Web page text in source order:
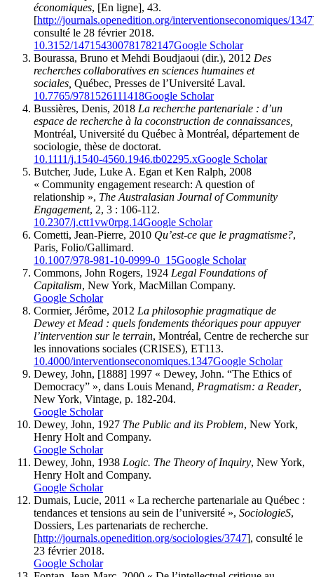
économiques, [En ligne], 43.
[http://journals.openedition.org/interventionseconomiques/1347
consulté le 28 février 2018.
10.3152/147154300781782147Google Scholar
Bourassa, Bruno et Mehdi Boudjaoui (dir.), 2012 Des
recherches collaboratives en sciences humaines et
sociales, Québec, Presses de l’Université Laval.
10.7765/9781526111418Google Scholar
Bussières, Denis, 2018 La recherche partenariale : d’un
espace de recherche à la coconstruction de connaissances,
Montréal, Université du Québec à Montréal, département de
sociologie, thèse de doctorat.
10.1111/j.1540-4560.1946.tb02295.xGoogle Scholar
Butcher, Jude, Luke A. Egan et Ken Ralph, 2008
« Community engagement research: A question of
relationship », The Australasian Journal of Community
Engagement, 2, 3 : 106-112.
10.2307/j.ctt1vw0rpg.14Google Scholar
Cometti, Jean-Pierre, 2010 Qu’est-ce que le pragmatisme?,
Paris, Folio/Gallimard.
10.1007/978-981-10-0999-0_15Google Scholar
Commons, John Rogers, 1924 Legal Foundations of
Capitalism, New York, MacMillan Company.
Google Scholar
Cormier, Jérôme, 2012 La philosophie pragmatique de
Dewey et Mead : quels fondements théoriques pour appuyer
l’intervention sur le terrain, Montréal, Centre de recherche sur
les innovations sociales (CRISES), ET113.
10.4000/interventionseconomiques.1347Google Scholar
Dewey, John, [1888] 1997 « Dewey, John. “The Ethics of
Democracy” », dans Louis Menand, Pragmatism: a Reader,
New York, Vintage, p. 182-204.
Google Scholar
Dewey, John, 1927 The Public and its Problem, New York,
Henry Holt and Company.
Google Scholar
Dewey, John, 1938 Logic. The Theory of Inquiry, New York,
Henry Holt and Company.
Google Scholar
Dumais, Lucie, 2011 « La recherche partenariale au Québec :
tendances et tensions au sein de l’université », SociologieS,
Dossiers, Les partenariats de recherche.
[http://journals.openedition.org/sociologies/3747], consulté le
23 février 2018.
Google Scholar